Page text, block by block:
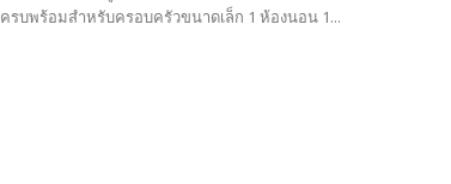
บพร้อมสำหรับครอบครัวขนาดเล็ก 1 ห้องนอน 1...